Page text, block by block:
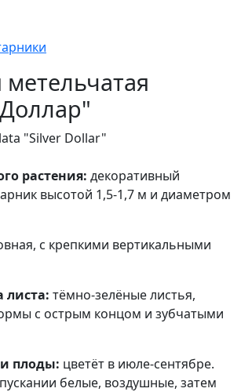
метельчатая
"Silver Dollar"
растения: декоративный
высотой 1,5-1,7 м и диаметром
с крепкими вертикальными
листа: тёмно-зелёные листья,
с острым концом и зубчатыми
плоды: цветёт в июле-сентябре.
белые, воздушные, затем